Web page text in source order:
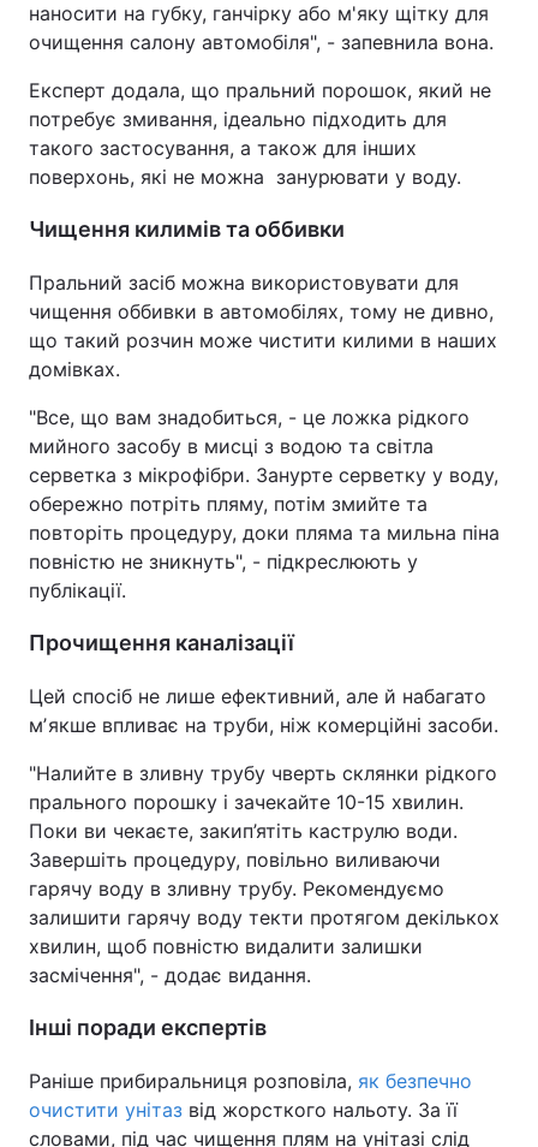
наносити на губку, ганчірку або м'яку щітку для
очищення салону автомобіля", - запевнила вона.
Експерт додала, що пральний порошок, який не
потребує змивання, ідеально підходить для
такого застосування, а також для інших
поверхонь, які не можна занурювати у воду.
Чищення килимів та оббивки
Пральний засіб можна використовувати для
чищення оббивки в автомобілях, тому не дивно,
що такий розчин може чистити килими в наших
домівках.
"Все, що вам знадобиться, - це ложка рідкого
мийного засобу в мисці з водою та світла
серветка з мікрофібри. Занурте серветку у воду,
обережно потріть пляму, потім змийте та
повторіть процедуру, доки пляма та мильна піна
повністю не зникнуть", - підкреслюють у
публікації.
Прочищення каналізації
Цей спосіб не лише ефективний, але й набагато
мʼякше впливає на труби, ніж комерційні засоби.
"Налийте в зливну трубу чверть склянки рідкого
прального порошку і зачекайте 10-15 хвилин.
Поки ви чекаєте, закип’ятіть каструлю води.
Завершіть процедуру, повільно виливаючи
гарячу воду в зливну трубу. Рекомендуємо
залишити гарячу воду текти протягом декількох
хвилин, щоб повністю видалити залишки
засмічення", - додає видання.
Інші поради експертів
Раніше прибиральниця розповіла, як безпечно
очистити унітаз від жорсткого нальоту. За її
словами, під час чищення плям на унітазі слід